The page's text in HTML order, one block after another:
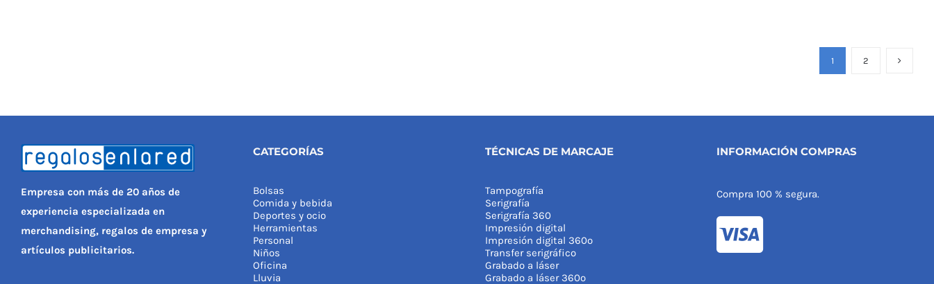
1 2
Empresa con más de 20 años de
experiencia especializada en
merchandising, regalos de empresa y
artículos publicitarios.
CATEGORÍAS
Bolsas
Comida y bebida
Deportes y ocio
Herramientas
Personal
Niños
Oficina
Lluvia
TÉCNICAS DE MARCAJE
Tampografía
Serigrafía
Serigrafía 360
Impresión digital
Impresión digital 360º
Transfer serigráfico
Grabado a láser
Grabado a láser 360º
INFORMACIÓN COMPRAS
Compra 100 % segura.